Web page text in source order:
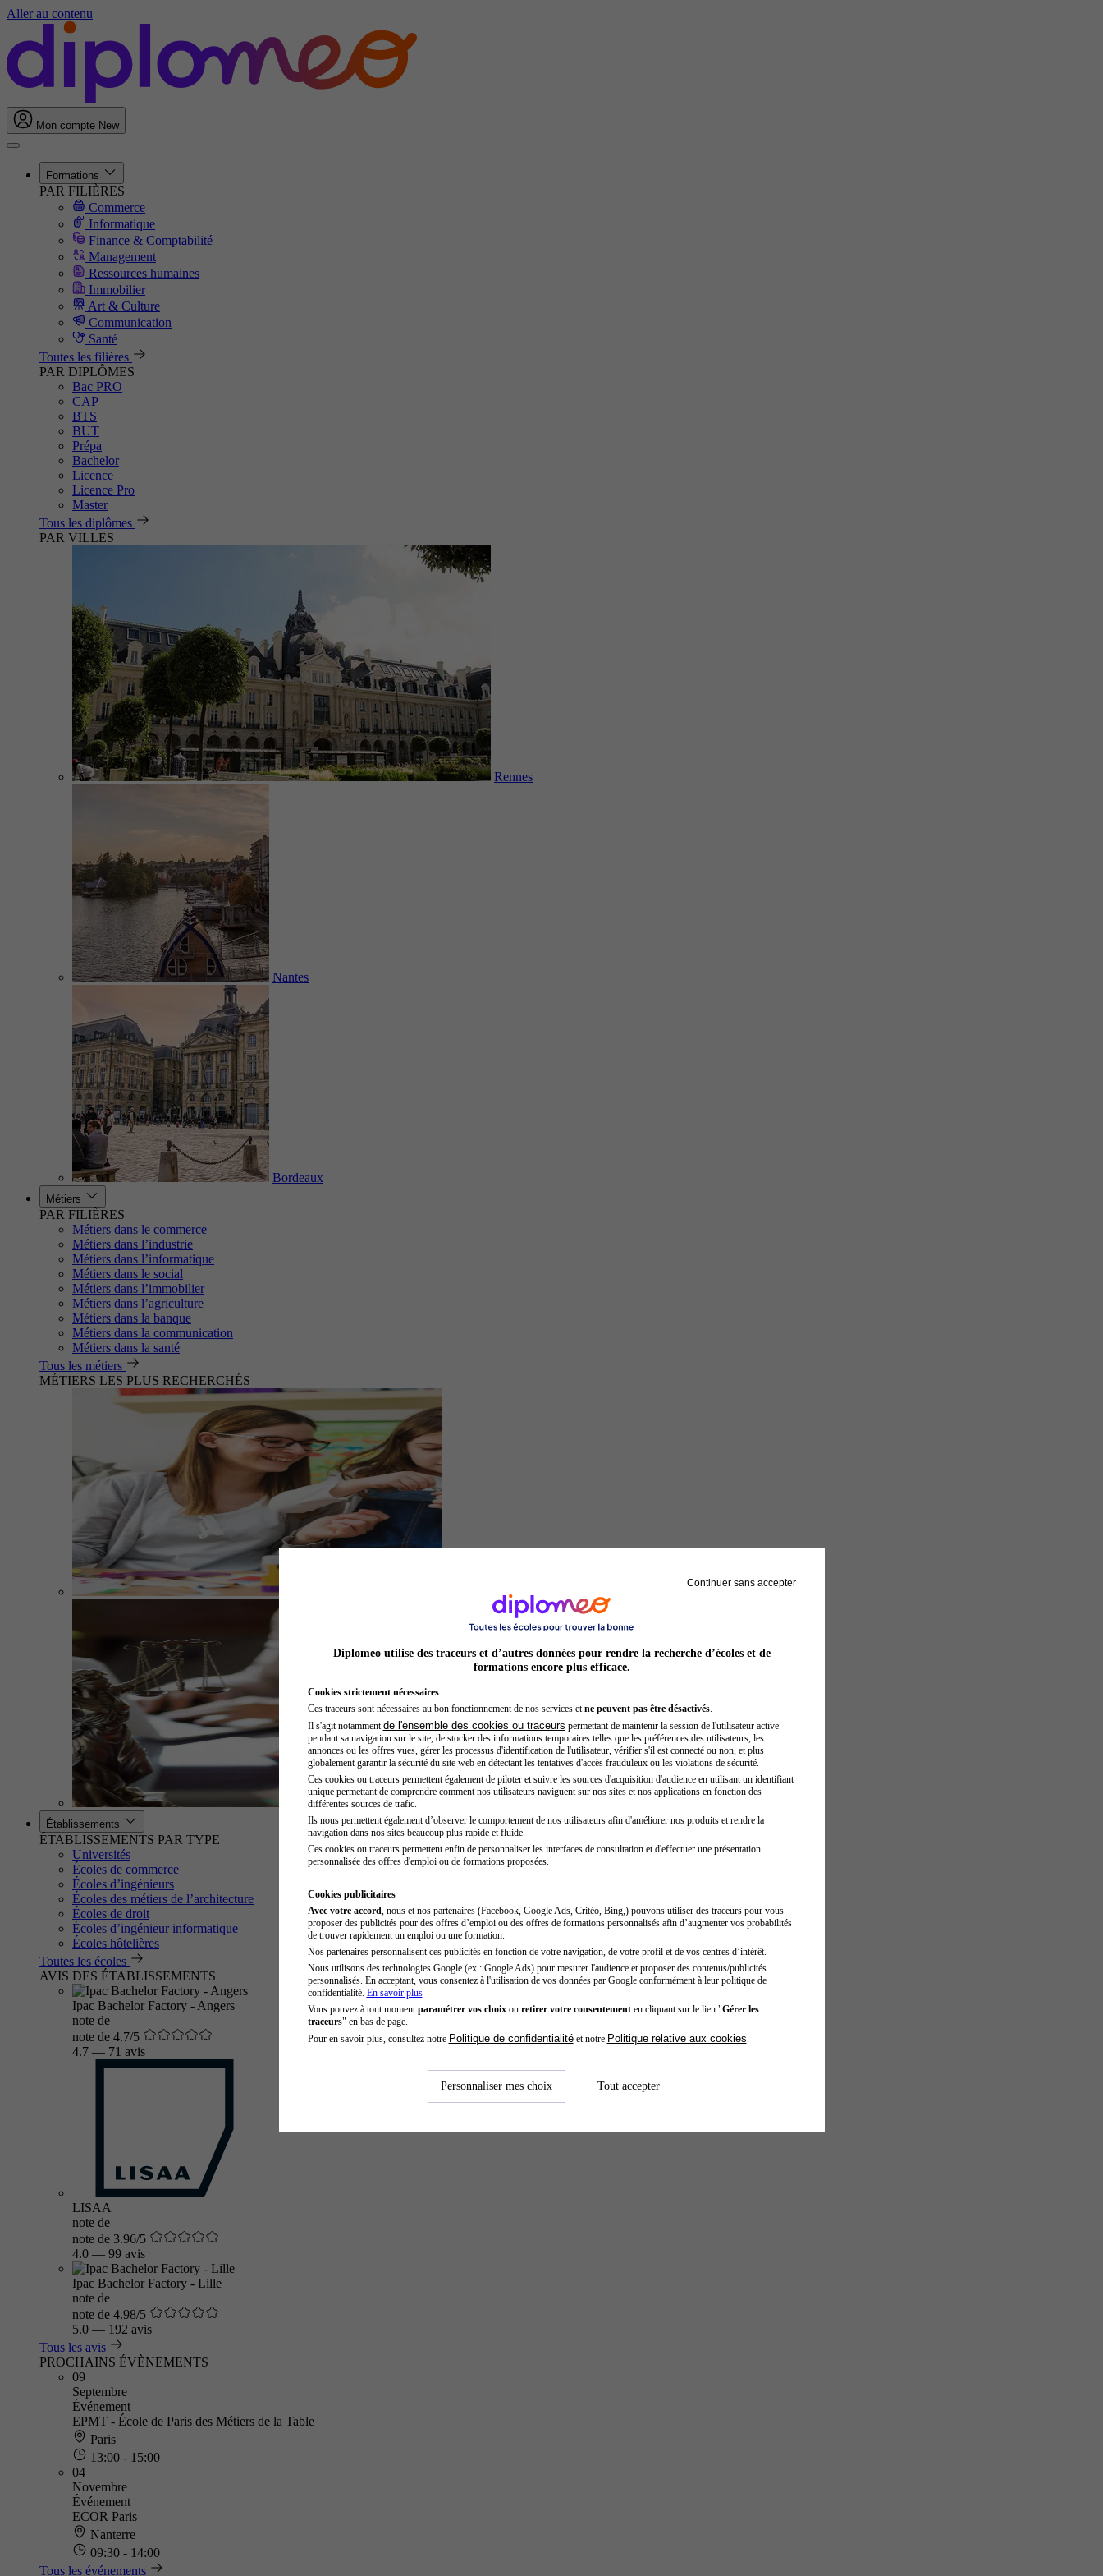
Aller au contenu
Mon compte New
Formations
PAR FILIÈRES
Commerce
Informatique
Finance & Comptabilité
Management
Ressources humaines
Immobilier
Art & Culture
Communication
Santé
Toutes les filières
PAR DIPLÔMES
Bac PRO
CAP
BTS
BUT
Prépa
Bachelor
Licence
Licence Pro
Master
Tous les diplômes
PAR VILLES
Rennes
Nantes
Bordeaux
Métiers
PAR FILIÈRES
Métiers dans le commerce
Métiers dans l’industrie
Métiers dans l’informatique
Métiers dans le social
Métiers dans l’immobilier
Métiers dans l’agriculture
Métiers dans la banque
Métiers dans la communication
Métiers dans la santé
Tous les métiers
MÉTIERS LES PLUS RECHERCHÉS
Auxiliaire de puériculture
Établissements
ÉTABLISSEMENTS PAR TYPE
Universités
Écoles de commerce
Écoles d’ingénieurs
Écoles des métiers de l’architecture
Écoles de droit
Écoles d’ingénieur informatique
Écoles hôtelières
Toutes les écoles
AVIS DES ÉTABLISSEMENTS
Ipac Bachelor Factory - Angers
note de
note de 4.7/5
4.7 — 71 avis
LISAA
note de
note de 3.96/5
4.0 — 99 avis
Ipac Bachelor Factory - Lille
note de
note de 4.98/5
5.0 — 192 avis
Tous les avis
PROCHAINS ÉVÈNEMENTS
09
Septembre
Événement
EPMT - École de Paris des Métiers de la Table
Paris
13:00 - 15:00
04
Novembre
Événement
ECOR Paris
Nanterre
09:30 - 14:00
Tous les événements
Continuer sans accepter
Diplomeo utilise des traceurs et d’autres données pour rendre la recherche d’écoles et de
formations encore plus efficace.
Cookies strictement nécessaires
Ces traceurs sont nécessaires au bon fonctionnement de nos services et ne peuvent pas être désactivés.
Il s'agit notamment de l'ensemble des cookies ou traceurs permettant de maintenir la session de l'utilisateur active
pendant sa navigation sur le site, de stocker des informations temporaires telles que les préférences des utilisateurs, les
annonces ou les offres vues, gérer les processus d'identification de l'utilisateur, vérifier s'il est connecté ou non, et plus
globalement garantir la sécurité du site web en détectant les tentatives d'accès frauduleux ou les violations de sécurité.
Ces cookies ou traceurs permettent également de piloter et suivre les sources d'acquisition d'audience en utilisant un identifiant
unique permettant de comprendre comment nos utilisateurs naviguent sur nos sites et nos applications en fonction des
différentes sources de trafic.
Ils nous permettent également d’observer le comportement de nos utilisateurs afin d'améliorer nos produits et rendre la
navigation dans nos sites beaucoup plus rapide et fluide.
Ces cookies ou traceurs permettent enfin de personnaliser les interfaces de consultation et d'effectuer une présentation
personnalisée des offres d'emploi ou de formations proposées.
Cookies publicitaires
Avec votre accord , nous et nos partenaires (Facebook, Google Ads, Critéo, Bing,) pouvons utiliser des traceurs pour vous
proposer des publicités pour des offres d’emploi ou des offres de formations personnalisés afin d’augmenter vos probabilités
de trouver rapidement un emploi ou une formation.
Nos partenaires personnalisent ces publicités en fonction de votre navigation, de votre profil et de vos centres d’intérêt.
Nous utilisons des technologies Google (ex : Google Ads) pour mesurer l'audience et proposer des contenus/publicités
personnalisés. En acceptant, vous consentez à l'utilisation de vos données par Google conformément à leur politique de
confidentialité. En savoir plus
Vous pouvez à tout moment paramétrer vos choixou retirer votre consentementen cliquant sur le lien "Gérer les
traceurs" en bas de page.
Pour en savoir plus, consultez notre Politique de confidentialitéet notre Politique relative aux cookies
Personnaliser mes choix Tout accepter